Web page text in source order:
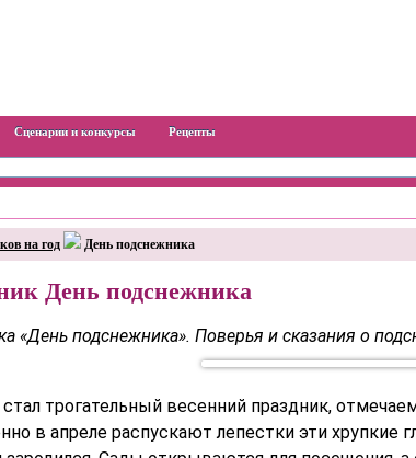
Сценарии и конкурсы Рецепты
на год День подснежника
День подснежника
«День подснежника». Поверья и сказания о
трогательный весенний праздник,
в апреле распускают лепестки эти хрупкие